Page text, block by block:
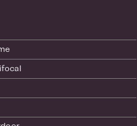
indringers kunt
wordt geleverd
en aansluitdozen